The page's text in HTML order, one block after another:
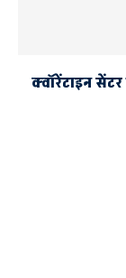
क्वॉरेंटाइन सेंटर